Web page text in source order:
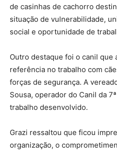
de casinhas de cachorro
situação de vulnerabilidade,
social e oportunidade de
Outro destaque foi o canil que
referência no trabalho com
forças de segurança. A
Sousa, operador do Canil da
trabalho desenvolvido.
Grazi ressaltou que ficou
organização, o